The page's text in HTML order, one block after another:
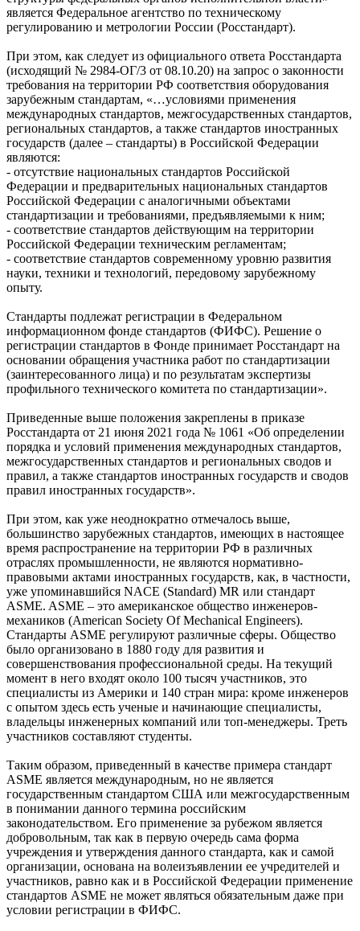
является Федеральное агентство по техническому
регулированию и метрологии России (Росстандарт).
При этом, как следует из официального ответа Росстандарта
(исходящий № 2984-ОГ/3 от 08.10.20) на запрос о законности
требования на территории РФ соответствия оборудования
зарубежным стандартам, «…условиями применения
международных стандартов, межгосударственных стандартов,
региональных стандартов, а также стандартов иностранных
государств (далее – стандарты) в Российской Федерации
являются:
- отсутствие национальных стандартов Российской
Федерации и предварительных национальных стандартов
Российской Федерации с аналогичными объектами
стандартизации и требованиями, предъявляемыми к ним;
- соответствие стандартов действующим на территории
Российской Федерации техническим регламентам;
- соответствие стандартов современному уровню развития
науки, техники и технологий, передовому зарубежному
опыту.
Стандарты подлежат регистрации в Федеральном
информационном фонде стандартов (ФИФС). Решение о
регистрации стандартов в Фонде принимает Росстандарт на
основании обращения участника работ по стандартизации
(заинтересованного ли­ца) и по результатам экспертизы
профильного технического комитета по стандартизации».
Приведенные выше положения закреплены в приказе
Росстандарта от 21 июня 2021 го­да № 1061 «Об определении
порядка и условий применения международных стандартов,
межгосударственных стандартов и региональных сводов и
правил, а также стандартов иностранных государств и сводов
правил иностранных государств».
При этом, как уже неоднократно отмечалось вы­ше,
большинство зарубежных стандартов, имеющих в настоящее
время распространение на территории РФ в различных
отраслях промышленности, не являются нормативно-
правовыми актами иностранных государств, как, в частности,
уже упоминавшийся NACE (Standard) MR или стандарт
ASME. ASME – это американское общество инженеров-
механиков (American Society Of Mechanical Engineers).
Стандарты ASME регулируют различные сферы. Общество
бы­ло организовано в 1880 го­ду для развития и
совершенствования профессиональной среды. На текущий
момент в него входят около 100 тысяч участников, это
специалисты из Америки и 140 стран ми­ра: кроме инженеров
с опытом здесь есть ученые и начинающие специалисты,
владельцы инженерных компаний или топ-менеджеры. Треть
участников составляют студенты.
Таким образом, приведенный в качестве примера стандарт
ASME является международным, но не является
государственным стандартом США или межгосударственным
в понимании данного термина российским
законодательством. Его применение за рубежом является
добровольным, так как в первую очередь сама форма
учреждения и утверждения данного стандарта, как и самой
организации, основана на волеизъявлении ее учредителей и
участников, равно как и в Российской Федерации применение
стандартов ASME не может являться обязательным да­же при
условии регистрации в ФИФС.